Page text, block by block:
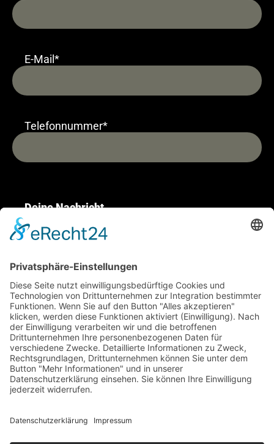
E-Mail*
Telefonnummer*
Deine Nachricht